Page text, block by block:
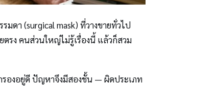
า (surgical mask) ที่วางขายทั่วไป
รง คนส่วนใหญ่ไม่รู้เรื่องนี้ แล้วก็สวม
รองอยู่ดี ปัญหาจึงมีสองชั้น — ผิดประเภท